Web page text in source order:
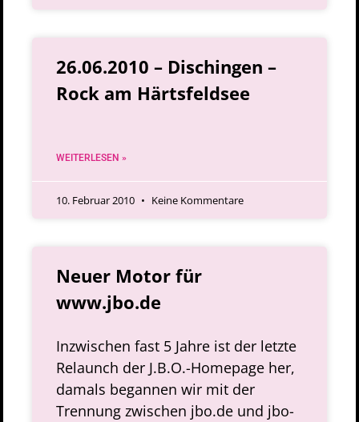
26.06.2010 – Dischingen –
Rock am Härtsfeldsee
WEITERLESEN »
10. Februar 2010 Keine Kommentare
Neuer Motor für
www.jbo.de
Inzwischen fast 5 Jahre ist der letzte
Relaunch der J.B.O.-Homepage her,
damals begannen wir mit der
Trennung zwischen jbo.de und jbo-